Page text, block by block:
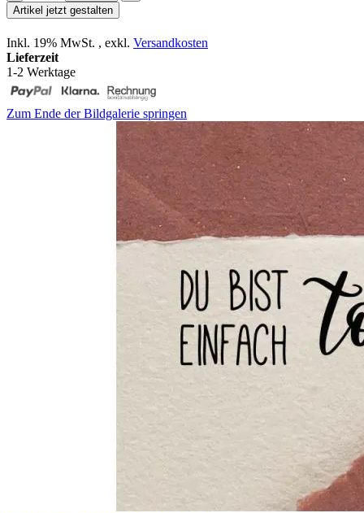
Artikel jetzt gestalten
Inkl. 19% MwSt. , exkl. Versandkosten
Lieferzeit
1-2 Werktage
Zum Ende der Bildgalerie springen